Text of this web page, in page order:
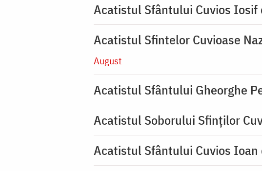
Acatistul Sfântului Cuvios Iosif
Acatistul Sfintelor Cuvioase
August
Acatistul Sfântului Gheorghe
Acatistul Soborului Sfinților
Acatistul Sfântului Cuvios Ioan